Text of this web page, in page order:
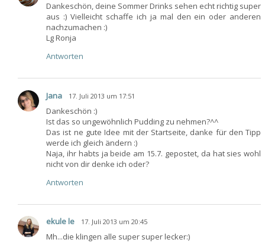
Dankeschön, deine Sommer Drinks sehen echt richtig super
aus :) Vielleicht schaffe ich ja mal den ein oder anderen
nachzumachen :)
Lg Ronja
Antworten
Jana 17. Juli 2013 um 17:51
Dankeschön :)
Ist das so ungewöhnlich Pudding zu nehmen?^^
Das ist ne gute Idee mit der Startseite, danke für den Tipp
werde ich gleich ändern :)
Naja, ihr habts ja beide am 15.7. gepostet, da hat sies wohl
nicht von dir denke ich oder?
Antworten
ekule le 17. Juli 2013 um 20:45
Mh...die klingen alle super super lecker:)